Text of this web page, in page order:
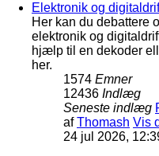
Elektronik og
Her kan du debattere
elektronik og
hjælp til en dekoder
her.
1574 Emner
12436 Indlæg
Seneste indlæg
afThomash Vis
24 jul 2026,